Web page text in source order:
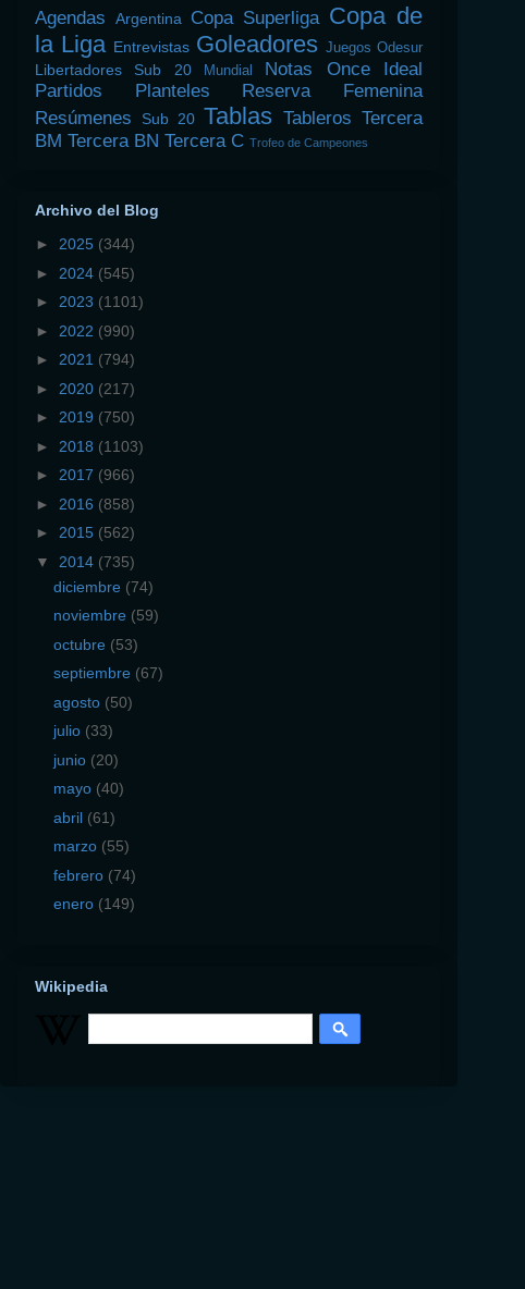
Agendas Argentina Copa Superliga Copa de
la Liga Entrevistas Goleadores Juegos Odesur
Libertadores Sub 20 Mundial Notas
Once Ideal
Partidos
Planteles
Reserva Femenina
Resúmenes
Sub 20 Tablas Tableros Tercera
BM Tercera BN Tercera C Trofeo de Campeones
Archivo del Blog
► 2025 (344)
► 2024 (545)
► 2023 (1101)
► 2022 (990)
► 2021 (794)
► 2020 (217)
► 2019 (750)
► 2018 (1103)
► 2017 (966)
► 2016 (858)
► 2015 (562)
▼ 2014 (735)
diciembre (74)
noviembre (59)
octubre (53)
septiembre (67)
agosto (50)
julio (33)
junio (20)
mayo (40)
abril (61)
marzo (55)
febrero (74)
enero (149)
Wikipedia